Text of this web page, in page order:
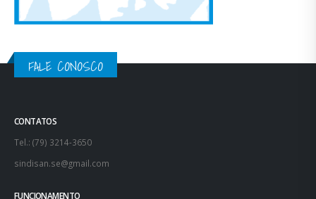
FALE CONOSCO
CONTATOS
Tel.: (79) 3214-3650
sindisan.se@gmail.com
FUNCIONAMENTO